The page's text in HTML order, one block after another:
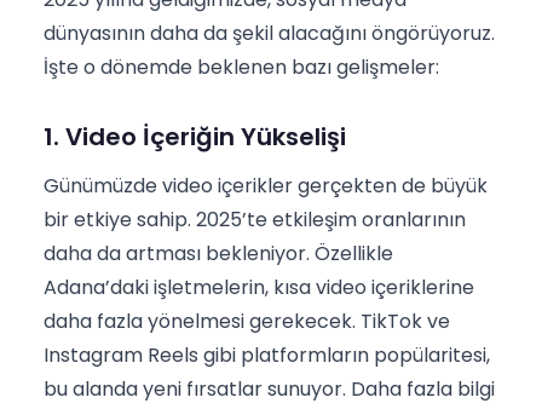
dünyasının daha da şekil alacağını öngörüyoruz.
İşte o dönemde beklenen bazı gelişmeler:
1. Video İçeriğin Yükselişi
Günümüzde video içerikler gerçekten de büyük
bir etkiye sahip. 2025’te etkileşim oranlarının
daha da artması bekleniyor. Özellikle
Adana’daki işletmelerin, kısa video içeriklerine
daha fazla yönelmesi gerekecek. TikTok ve
Instagram Reels gibi platformların popülaritesi,
bu alanda yeni fırsatlar sunuyor. Daha fazla bilgi